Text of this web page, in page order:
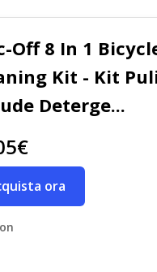
Off 8 In 1
Kit - Kit
Deterge...
ora